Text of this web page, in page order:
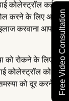
Free Video Consultation
कोलेस्ट्रॉल कई
करने के लिए आप
करवाना आपके
को रोकने के लिए
कोलेस्ट्रॉल को
को दूर करने में